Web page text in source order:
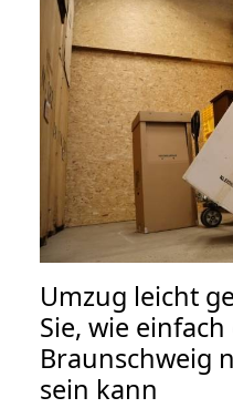
Umzug leicht
Sie, wie
Braunschweig
sein kann